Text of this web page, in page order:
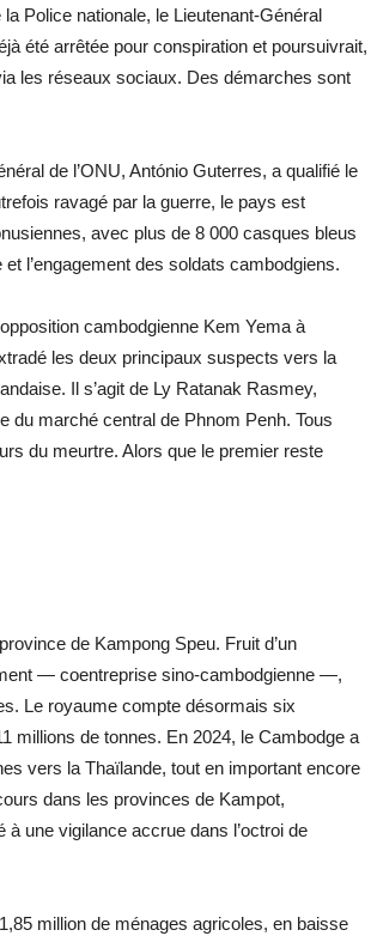
Police nationale, le Lieutenant-Général
été arrêtée pour conspiration et poursuivrait,
les réseaux sociaux. Des démarches sont
de l’ONU, António Guterres, a qualifié le
ravagé par la guerre, le pays est
avec plus de 8 000 casques bleus
l’engagement des soldats cambodgiens.
cambodgienne Kem Yema à
les deux principaux suspects vers la
Il s’agit de Ly Ratanak Rasmey,
du marché central de Phnom Penh. Tous
du meurtre. Alors que le premier reste
de Kampong Speu. Fruit d’un
— coentreprise sino-cambodgienne —,
Le royaume compte désormais six
millions de tonnes. En 2024, le Cambodge a
vers la Thaïlande, tout en important encore
dans les provinces de Kampot,
une vigilance accrue dans l’octroi de
million de ménages agricoles, en baisse